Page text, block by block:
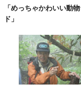
「めっちゃかわいい動
ド」